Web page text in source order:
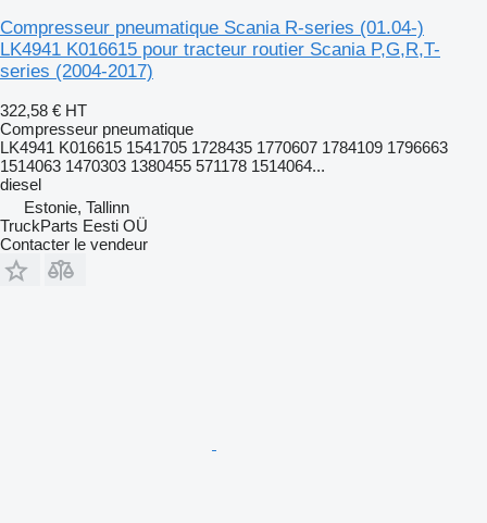
Compresseur pneumatique Scania R-series (01.04-)
LK4941 K016615 pour tracteur routier Scania P,G,R,T-
series (2004-2017)
322,58 € HT
Compresseur pneumatique
LK4941 K016615 1541705 1728435 1770607 1784109 1796663
1514063 1470303 1380455 571178 1514064...
diesel
Estonie, Tallinn
TruckParts Eesti OÜ
Contacter le vendeur